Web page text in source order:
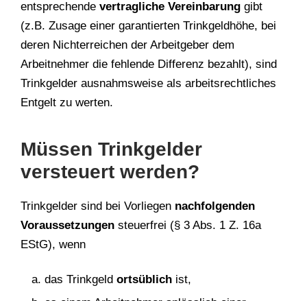
entsprechende vertragliche Vereinbarung gibt
(z.B. Zusage einer garantierten Trinkgeldhöhe, bei
deren Nichterreichen der Arbeitgeber dem
Arbeitnehmer die fehlende Differenz bezahlt), sind
Trinkgelder ausnahmsweise als arbeitsrechtliches
Entgelt zu werten.
Müssen Trinkgelder
versteuert werden?
Trinkgelder sind bei Vorliegen nachfolgenden
Voraussetzungen steuerfrei (§ 3 Abs. 1 Z. 16a
EStG), wenn
das Trinkgeld ortsüblich ist,